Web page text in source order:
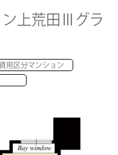
ン上荒田Ⅲグラ
用区分マンション